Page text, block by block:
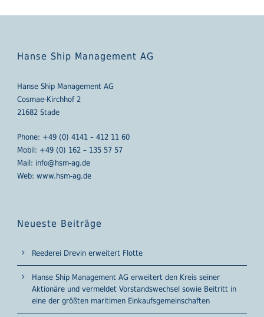
Hanse Ship Management AG
Hanse Ship Management AG
Cosmae-Kirchhof 2
21682 Stade
Phone: +49 (0) 4141 – 412 11 60
Mobil: +49 (0) 162 – 135 57 57
Mail: info@hsm-ag.de
Web: www.hsm-ag.de
Neueste Beiträge
Reederei Drevin erweitert Flotte
Hanse Ship Management AG erweitert den Kreis seiner
Aktionäre und vermeldet Vorstandswechsel sowie Beitritt in
eine der größten maritimen Einkaufsgemeinschaften